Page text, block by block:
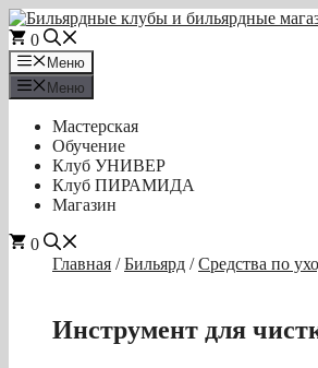
Перейти
к
содержимому
0
Меню
Меню
Мастерская
Обучение
Клуб УНИВЕР
Клуб ПИРАМИДА
Магазин
0
Главная /Бильярд /Средства по
Инструмент для